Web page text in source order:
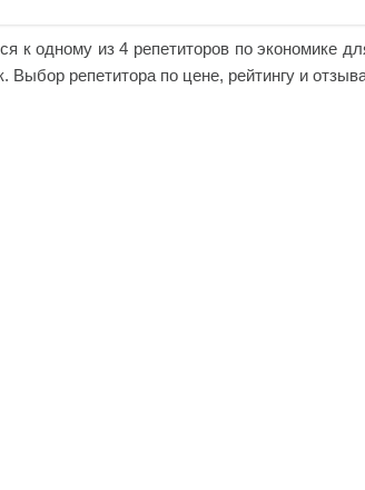
к одному из 4 репетиторов по экономике
Выбор репетитора по цене, рейтингу и